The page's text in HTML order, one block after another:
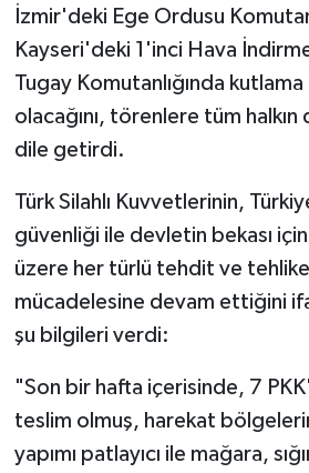
İzmir'deki Ege Ordusu
Kayseri'deki 1'inci Hava
Tugay Komutanlığında
olacağını, törenlere tüm
dile getirdi.
Türk Silahlı Kuvvetlerinin,
güvenliği ile devletin bekası
üzere her türlü tehdit ve
mücadelesine devam ettiğini
şu bilgileri verdi:
"Son bir hafta içerisinde, 7
teslim olmuş, harekat
yapımı patlayıcı ile mağara,